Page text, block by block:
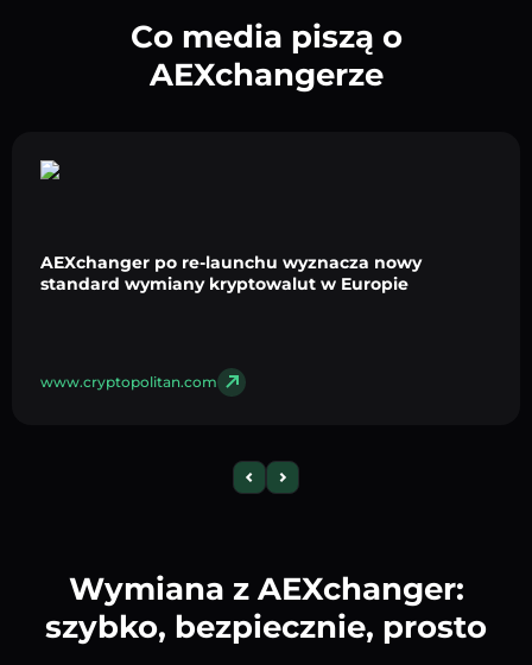
Co media piszą o
AEXchangerze
AEXchanger po re-launchu wyznacza nowy
standard wymiany kryptowalut w Europie
www.cryptopolitan.com
Wymiana z AEXchanger:
szybko, bezpiecznie, prosto